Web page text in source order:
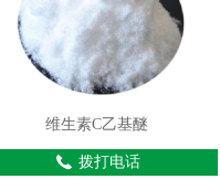
维生素C乙基醚
拨打电话